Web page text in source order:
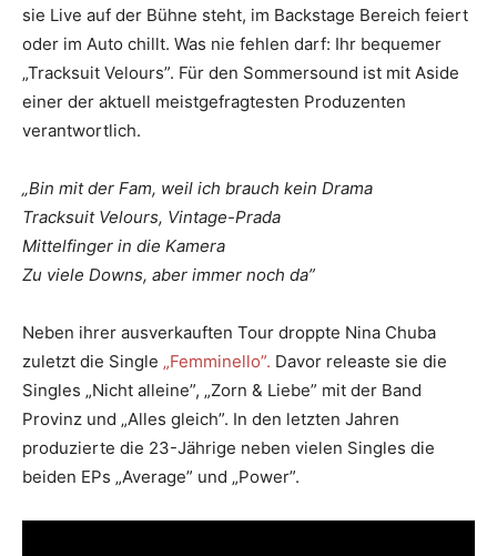
sie Live auf der Bühne steht, im Backstage Bereich feiert
oder im Auto chillt. Was nie fehlen darf: Ihr bequemer
„Tracksuit Velours”. Für den Sommersound ist mit Aside
einer der aktuell meistgefragtesten Produzenten
verantwortlich.
„Bin mit der Fam, weil ich brauch kein Drama
Tracksuit Velours, Vintage-Prada
Mittelfinger in die Kamera
Zu viele Downs, aber immer noch da”
Neben ihrer ausverkauften Tour droppte Nina Chuba
zuletzt die Single „Femminello”. Davor releaste sie die
Singles „Nicht alleine”, „Zorn & Liebe” mit der Band
Provinz und „Alles gleich”. In den letzten Jahren
produzierte die 23-Jährige neben vielen Singles die
beiden EPs „Average” und „Power”.